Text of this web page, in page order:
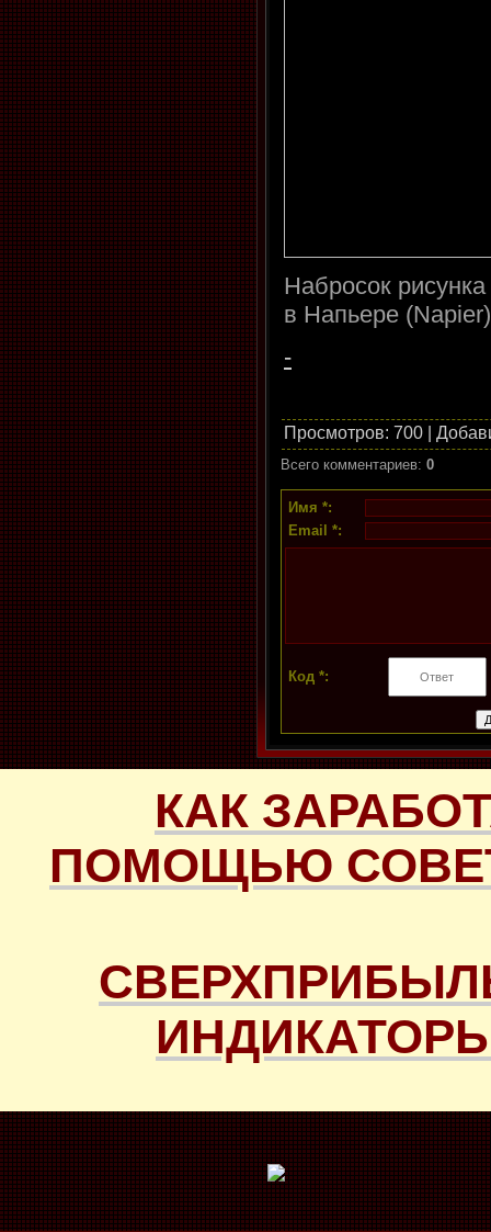
Набросок
в Напьере
-
Просмотров: 700 |
Всего комментариев: 0
Имя *:
Email *:
Код *:
КАК
ПОМОЩЬЮ